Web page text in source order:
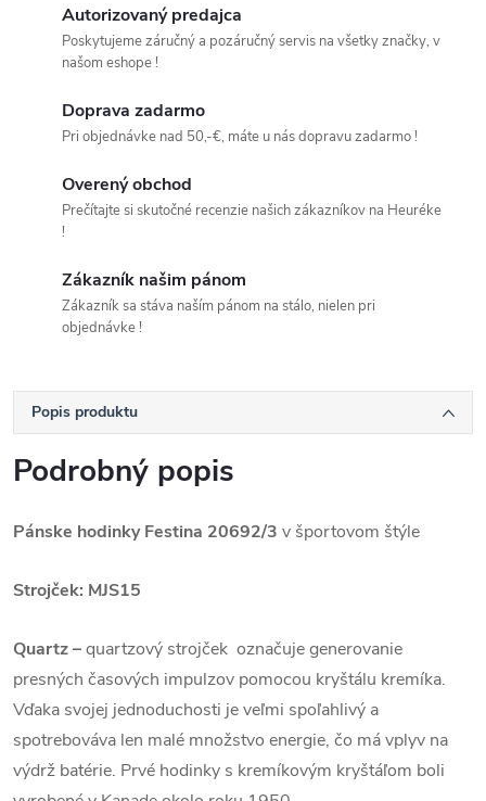
Autorizovaný predajca
Poskytujeme záručný a pozáručný servis na všetky značky, v
našom eshope !
Doprava zadarmo
Pri objednávke nad 50,-€, máte u nás dopravu zadarmo !
Overený obchod
Prečítajte si skutočné recenzie našich zákazníkov na Heuréke
!
Zákazník našim pánom
Zákazník sa stáva naším pánom na stálo, nielen pri
objednávke !
Popis produktu
Podrobný popis
Pánske hodinky Festina 20692/3 v športovom štýle
Strojček: MJS15
Quartz–quartzový strojček označuje generovanie
presných časových impulzov pomocou kryštálu kremíka.
Vďaka svojej jednoduchosti je veľmi spoľahlivý a
spotrebováva len malé množstvo energie, čo má vplyv na
výdrž batérie. Prvé hodinky s kremíkovým kryštáľom boli